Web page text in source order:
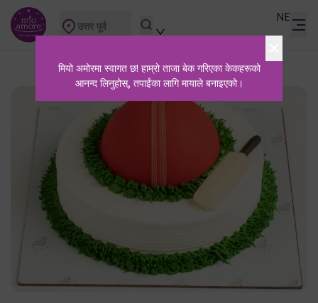
मियो अमोरमा स्वागत छ! हाम्रो ताजा बेक गरिएका केकहरूको
आनन्द लिनुहोस्, तपाईंका लागि मायाले बनाइएको।
उत्तर पूर्व
NE